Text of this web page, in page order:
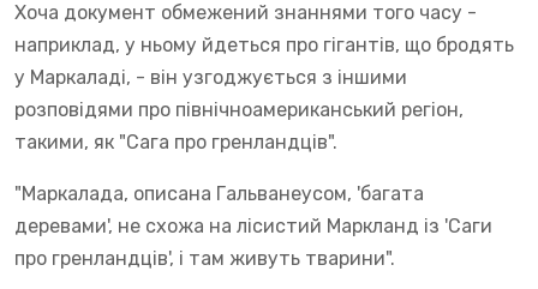
Хоча документ обмежений знаннями того часу -
наприклад, у ньому йдеться про гігантів, що бродять
у Маркаладі, - він узгоджується з іншими
розповідями про північноамериканський регіон,
такими, як "Сага про гренландців".
"Маркалада, описана Гальванеусом, 'багата
деревами', не схожа на лісистий Маркланд із 'Саги
про гренландців', і там живуть тварини".